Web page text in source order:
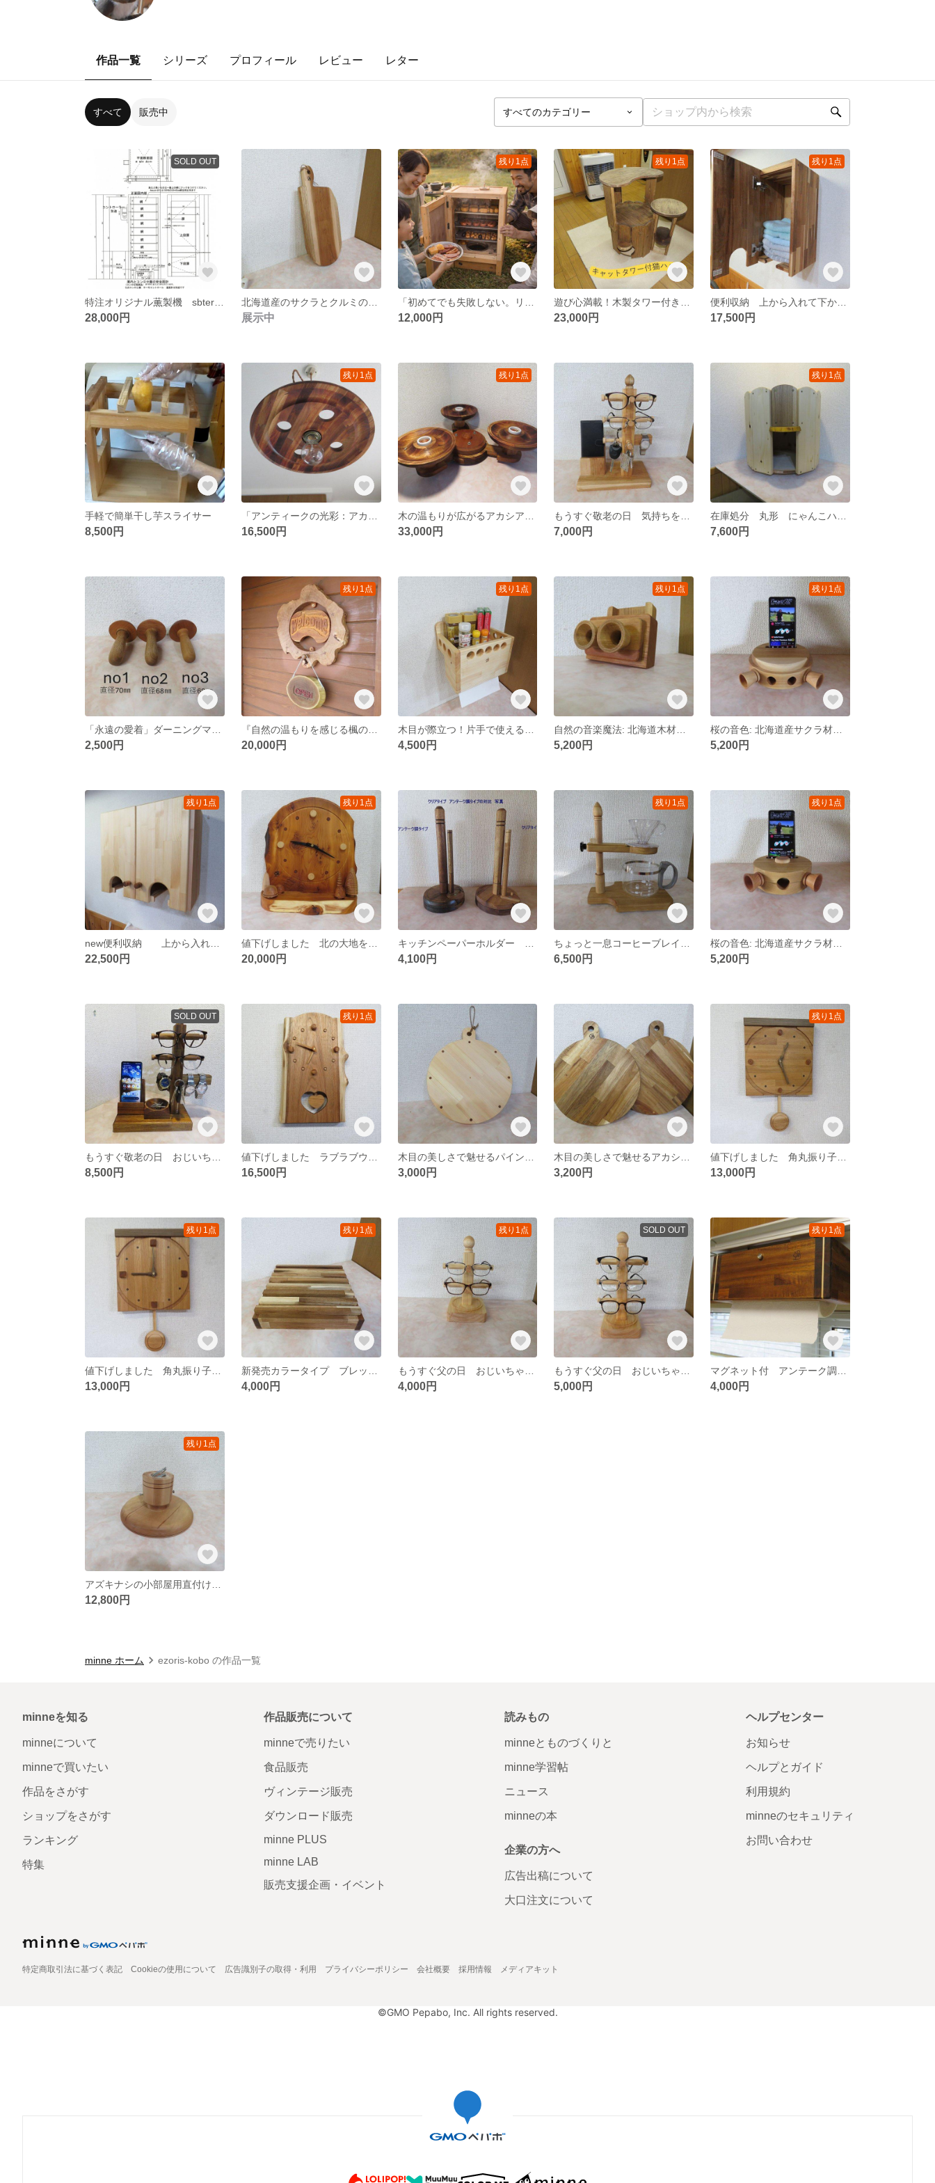
作品一覧 シリーズ プロフィール レビュー レター
すべて 販売中
SOLD OUT
28,000円
北海道産のサクラとクルミのコンビネーションカッテングボード B 木のぬくもりを、そのまま食卓へ。 使うほどに味わいが増す、一点モノのカッティングボードです。
展示中
残り1点
12,000円
残り1点
23,000円
残り1点
17,500円
手軽で簡単干し芋スライサー
8,500円
残り1点
16,500円
残り1点
33,000円 7,000円
残り1点
7,600円
2,500円
残り1点
『自然の温もりを感じる楓の輪切りウエルカムボード』
20,000円
残り1点
4,500円
残り1点
5,200円
残り1点
5,200円
残り1点
22,500円
残り1点
20,000円 4,100円
残り1点
6,500円
残り1点
5,200円
SOLD OUT
8,500円
残り1点
16,500円 3,000円 3,200円
残り1点
13,000円
残り1点
13,000円
残り1点
4,000円
残り1点
4,000円
SOLD OUT
5,000円
残り1点
4,000円
残り1点
12,800円
minne ホーム ezoris-kobo の作品一覧
minneを知る
minneについて
minneで買いたい
作品をさがす
ショップをさがす
ランキング
特集
作品販売について
minneで売りたい
食品販売
ヴィンテージ販売
ダウンロード販売
minne PLUS
minne LAB
販売支援企画・イベント
読みもの
minneとものづくりと
minne学習帖
ニュース
minneの本
企業の方へ
広告出稿について
大口注文について
ヘルプセンター
お知らせ
ヘルプとガイド
利用規約
minneのセキュリティ
お問い合わせ
特定商取引法に基づく表記 Cookieの使用について 広告識別子の取得・利用 プライバシーポリシー 会社概要 採用情報 メディアキット
©GMO Pepabo, Inc. All rights reserved.